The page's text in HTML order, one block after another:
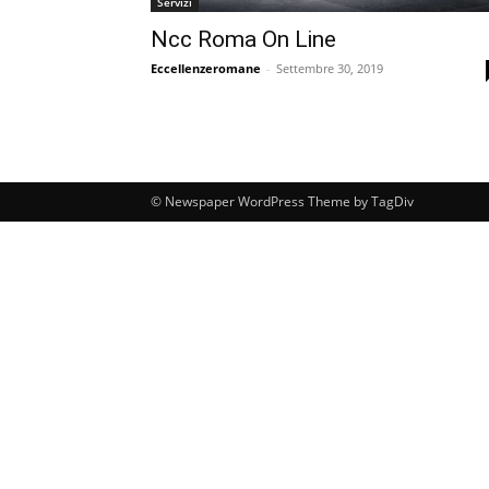
Ncc Roma On Line
Eccellenzeromane - Settembre 30, 2019
© Newspaper WordPress Theme by TagDiv